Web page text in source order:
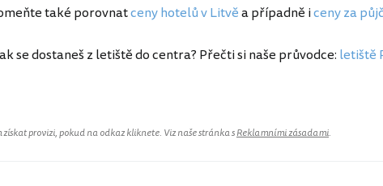
také porovnatceny hotelů v Litvěa případně iceny za
se dostaneš z letiště do centra? Přečti si naše průvodce: letiště
provizi, pokud na odkaz kliknete. Viz naše stránka sReklamními zásadami.